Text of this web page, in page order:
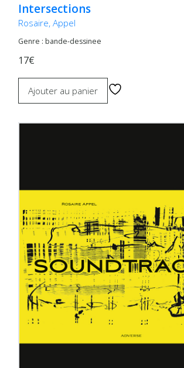
Intersections
Rosaire, Appel
Genre : bande-dessinee
17€
Ajouter au panier